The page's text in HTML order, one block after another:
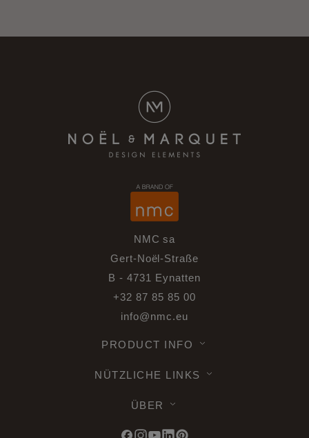
NMC sa
Gert-Noël-Straße
B - 4731 Eynatten
+32 87 85 85 00
info@nmc.eu
PRODUCT INFO
NÜTZLICHE LINKS
ÜBER